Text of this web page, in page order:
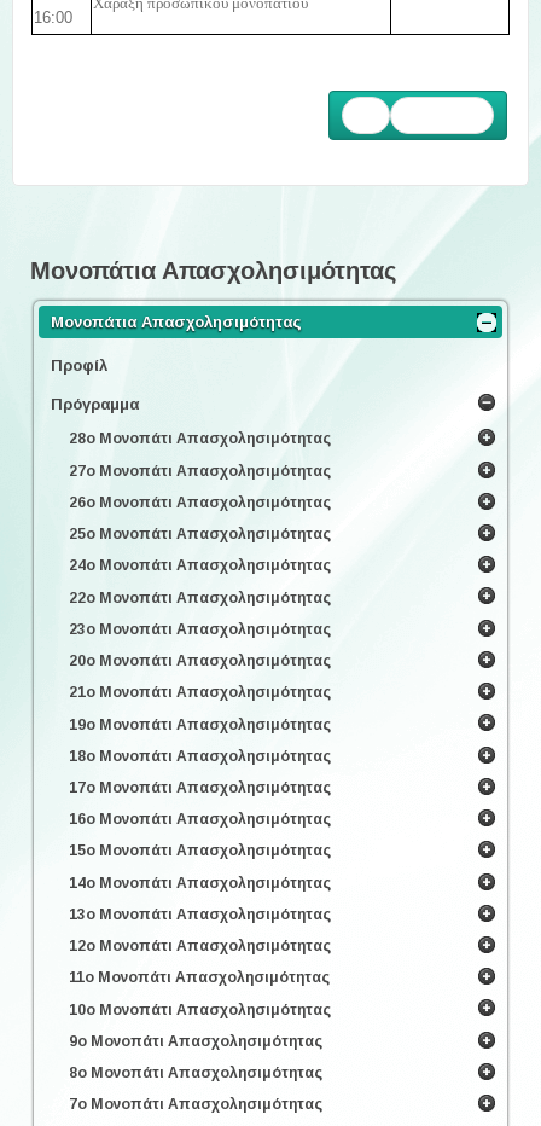
16:00
Χάραξη προσωπικού μονοπατιού
Μονοπάτια Απασχολησιμότητας
Μονοπάτια Απασχολησιμότητας
Προφίλ
Πρόγραμμα
28ο Μονοπάτι Απασχολησιμότητας
27ο Μονοπάτι Απασχολησιμότητας
26ο Μονοπάτι Απασχολησιμότητας
25ο Μονοπάτι Απασχολησιμότητας
24ο Μονοπάτι Απασχολησιμότητας
22ο Μονοπάτι Απασχολησιμότητας
23ο Μονοπάτι Απασχολησιμότητας
20ο Μονοπάτι Απασχολησιμότητας
21ο Μονοπάτι Απασχολησιμότητας
19ο Μονοπάτι Απασχολησιμότητας
18ο Μονοπάτι Απασχολησιμότητας
17ο Μονοπάτι Απασχολησιμότητας
16ο Μονοπάτι Απασχολησιμότητας
15ο Μονοπάτι Απασχολησιμότητας
14ο Μονοπάτι Απασχολησιμότητας
13ο Μονοπάτι Απασχολησιμότητας
12ο Μονοπάτι Απασχολησιμότητας
11ο Μονοπάτι Απασχολησιμότητας
10ο Μονοπάτι Απασχολησιμότητας
9ο Μονοπάτι Απασχολησιμότητας
8ο Μονοπάτι Απασχολησιμότητας
7ο Μονοπάτι Απασχολησιμότητας